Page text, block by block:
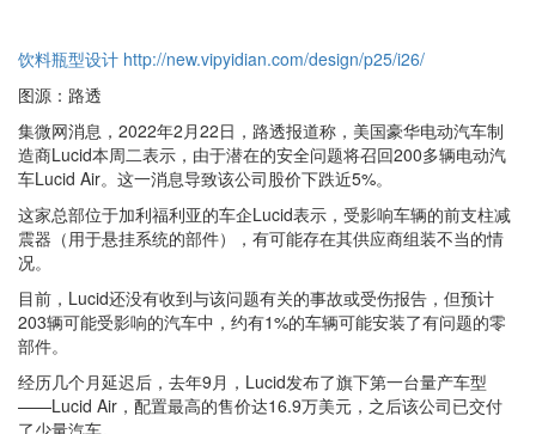
饮料瓶型设计 http://new.vipyidian.com/design/p25/i26/
图源：路透
集微网消息，2022年2月22日，路透报道称，美国豪华电动汽车制
造商Lucid本周二表示，由于潜在的安全问题将召回200多辆电动汽
车Lucid Air。这一消息导致该公司股价下跌近5%。
这家总部位于加利福利亚的车企Lucid表示，受影响车辆的前支柱减
震器（用于悬挂系统的部件），有可能存在其供应商组装不当的情
况。
目前，Lucid还没有收到与该问题有关的事故或受伤报告，但预计
203辆可能受影响的汽车中，约有1%的车辆可能安装了有问题的零
部件。
经历几个月延迟后，去年9月，Lucid发布了旗下第一台量产车型
——Lucid Air，配置最高的售价达16.9万美元，之后该公司已交付
了少量汽车。